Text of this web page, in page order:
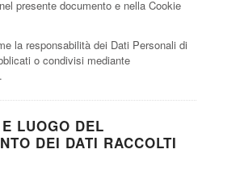
presente documento e nella Cookie
la responsabilità dei Dati Personali di
o condivisi mediante
LUOGO DEL
DEI DATI RACCOLTI